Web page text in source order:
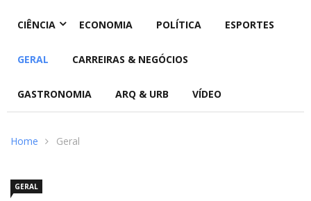
CIÊNCIA ECONOMIA POLÍTICA ESPORTES
GERAL CARREIRAS & NEGÓCIOS
GASTRONOMIA ARQ & URB VÍDEO
Home Geral
GERAL